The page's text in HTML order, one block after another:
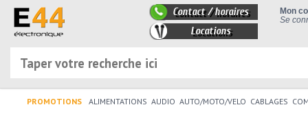
Mon
Se
Contact / horaires
Locations
PROMOTIONS ALIMENTATIONS AUDIO AUTO/MOTO/VELO CABLAGES